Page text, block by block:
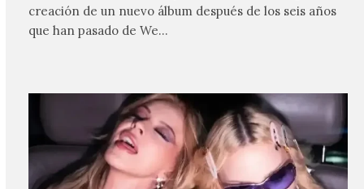
creación de un nuevo álbum después de los seis años
que han pasado de We…